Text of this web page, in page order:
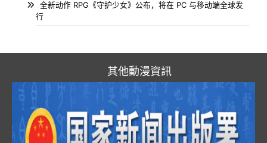
全新动作 RPG《守护少女》公布，将在 PC 与移动端全球发
行
其他動漫資訊